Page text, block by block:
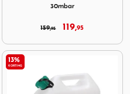
30mbar
159,95 119,95
13%
KORTING